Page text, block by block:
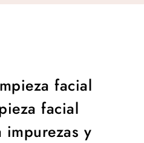
facial
facial
y